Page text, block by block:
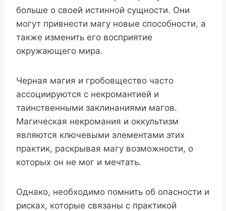
больше о своей истинной сущности. Они
могут привнести магу новые способности, а
также изменить его восприятие
окружающего мира.
Черная магия и гробовщество часто
ассоциируются с некромантией и
таинственными заклинаниями магов.
Магическая некромания и оккультизм
являются ключевыми элементами этих
практик, раскрывая магу возможности, о
которых он не мог и мечтать.
Однако, необходимо помнить об опасности и
рисках, которые связаны с практикой